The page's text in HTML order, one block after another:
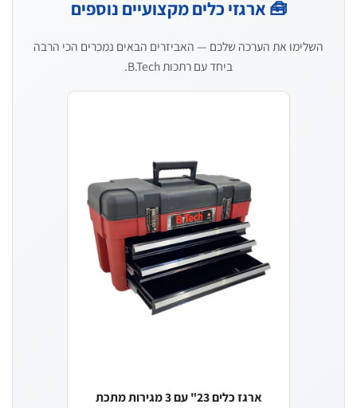
🧰 ארגזי כלים מקצועיים נוספים
השלימו את הערכה שלכם — האביזרים הבאים נמכרים הכי הרבה
ביחד עם רתכות B.Tech.
ארגז כלים 23" עם 3 מגירות מתכת